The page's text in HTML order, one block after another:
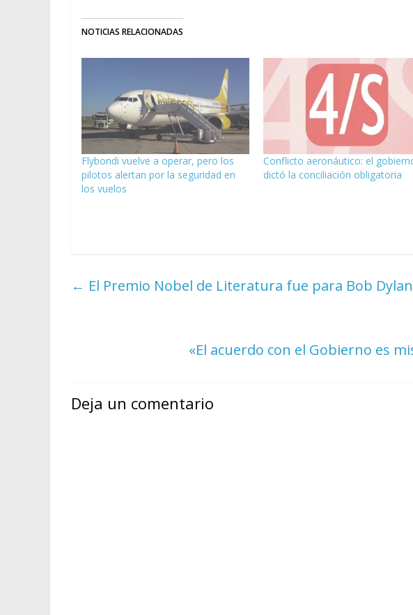
NOTICIAS RELACIONADAS
Flybondi vuelve a operar, pero los
pilotos alertan por la seguridad en
los vuelos
Conflicto aeronáutico: el
dictó la conciliación obligatoria
← El Premio Nobel de Literatura fue para Bob Dylan
«El acuerdo con el Gobierno es
Deja un comentario